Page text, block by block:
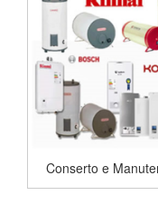
Conserto e